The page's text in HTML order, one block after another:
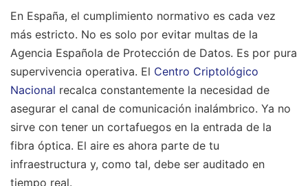
En España, el cumplimiento normativo es cada vez
más estricto. No es solo por evitar multas de la
Agencia Española de Protección de Datos. Es por pura
supervivencia operativa. El Centro Criptológico
Nacional recalca constantemente la necesidad de
asegurar el canal de comunicación inalámbrico. Ya no
sirve con tener un cortafuegos en la entrada de la
fibra óptica. El aire es ahora parte de tu
infraestructura y, como tal, debe ser auditado en
tiempo real.